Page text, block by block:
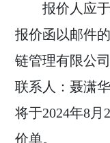
报价人应于
报价函以邮件
链管理有限公
联系人：聂潇华
将于2024年8月
价单。